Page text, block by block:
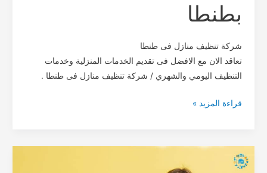
بطنطا
شركة تنظيف منازل فى طنطا
تعاقد الان مع الافضل فى تقديم الخدمات المنزلية وخدمات
التنظيف اليومي والشهري / شركة تنظيف منازل فى طنطا .
قراءة المزيد »
افضل
مكتب